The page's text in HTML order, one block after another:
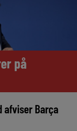
på
afviser Barça